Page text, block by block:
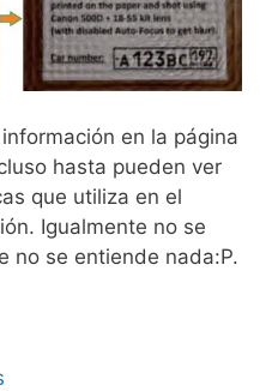
en la página
hasta pueden ver
que utiliza en el
Igualmente no se
no se entiende nada:P.